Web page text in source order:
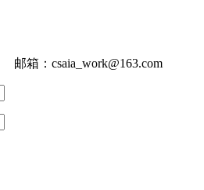
箱：csaia_work@163.com